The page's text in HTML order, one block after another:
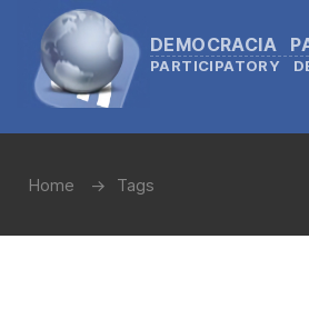
DEMOCRACIA
PARTICIPATORY
Home Tags